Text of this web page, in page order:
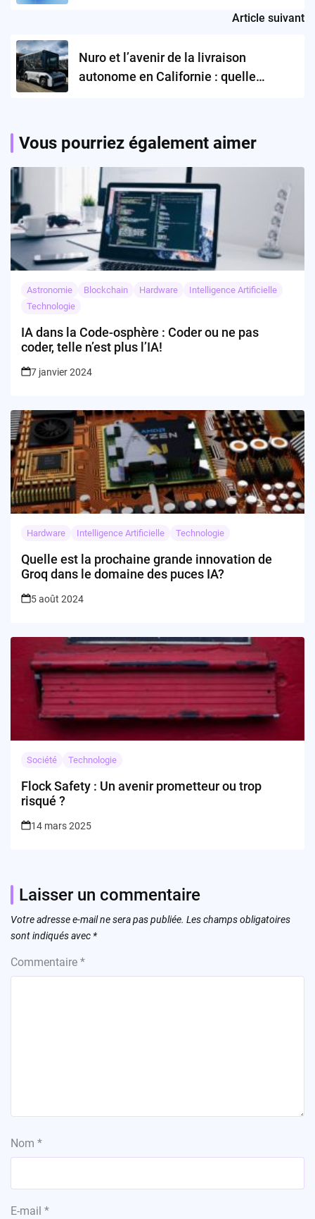
Article suivant
Nuro et l’avenir de la livraison
autonome en Californie : quelle
Vous pourriez également aimer
Astronomie Blockchain Hardware
Intelligence Artificielle
Technologie
IA dans la Code-osphère : Coder ou ne pas
coder, telle n’est plus l’IA!
7 janvier 2024
Hardware Intelligence Artificielle Technologie
Quelle est la prochaine grande innovation de
Groq dans le domaine des puces IA?
5 août 2024
Société Technologie
Flock Safety : Un avenir prometteur ou trop
risqué ?
14 mars 2025
Laisser un commentaire
Votre adresse e-mail ne sera pas publiée. Les champs obligatoires
sont indiqués avec *
Commentaire *
Nom *
E-mail *